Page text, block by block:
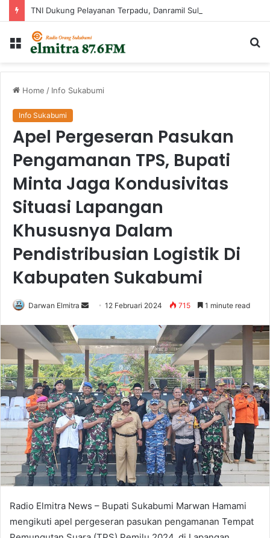
Menu
Home / Info Sukabumi
Info Sukabumi
Apel Pergeseran Pasukan
Pengamanan TPS, Bupati
Minta Jaga Kondusivitas
Situasi Lapangan
Khususnya Dalam
Pendistribusian Logistik Di
Kabupaten Sukabumi
Darwan Elmitra
Send
email
12 Februari 2024 715 1 minute read
Radio Elmitra News – Bupati Sukabumi Marwan Hamami
mengikuti apel pergeseran pasukan pengamanan Tempat